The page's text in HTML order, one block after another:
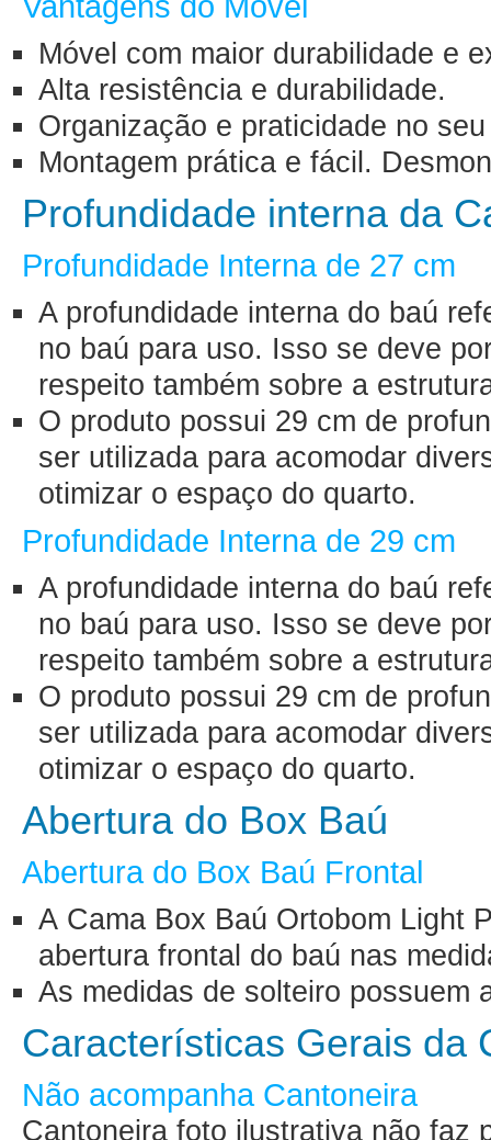
Móvel com maior durabilidade e
Alta resistência e durabilidade.
Organização e praticidade no
Montagem prática e fácil.
Profundidade interna da
Profundidade Interna de 27 cm
A profundidade interna do baú
no baú para uso. Isso se deve
respeito também sobre a
O produto possui 29 cm de
ser utilizada para acomodar
otimizar o espaço do quarto.
Profundidade Interna de 29 cm
A profundidade interna do baú
no baú para uso. Isso se deve
respeito também sobre a
O produto possui 29 cm de
ser utilizada para acomodar
otimizar o espaço do quarto.
Abertura do Box Baú
Abertura do Box Baú Frontal
A Cama Box Baú Ortobom Light
abertura frontal do baú nas
As medidas de solteiro possuem
Características Gerais da
Não acompanha Cantoneira
Cantoneira foto ilustrativa não faz